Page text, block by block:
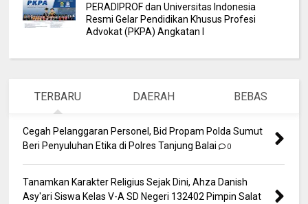
PERADIPROF dan Universitas Indonesia
Resmi Gelar Pendidikan Khusus Profesi
Advokat (PKPA) Angkatan I
TERBARU DAERAH BEBAS
Cegah Pelanggaran Personel, Bid Propam Polda Sumut
Beri Penyuluhan Etika di Polres Tanjung Balai
0
Tanamkan Karakter Religius Sejak Dini, Ahza Danish
Asy'ari Siswa Kelas V-A SD Negeri 132402 Pimpin Salat